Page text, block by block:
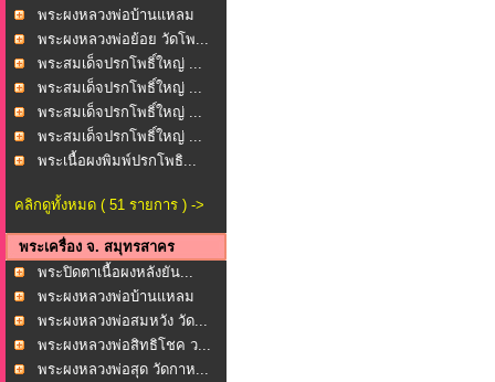
พระผงหลวงพ่อบ้านแหลม
ห...
พระผงหลวงพ่อย้อย วัดโพ...
พระสมเด็จปรกโพธิ์ใหญ่ ...
พระสมเด็จปรกโพธิ์ใหญ่ ...
พระสมเด็จปรกโพธิ์ใหญ่ ...
พระสมเด็จปรกโพธิ์ใหญ่ ...
พระเนื้อผงพิมพ์ปรกโพธิ...
คลิกดูทั้งหมด ( 51 รายการ ) ->
พระเครื่อง จ. สมุทรสาคร
พระปิดตาเนื้อผงหลังยัน...
พระผงหลวงพ่อบ้านแหลม
ว...
พระผงหลวงพ่อสมหวัง วัด...
พระผงหลวงพ่อสิทธิโชค ว...
พระผงหลวงพ่อสุด วัดกาห...